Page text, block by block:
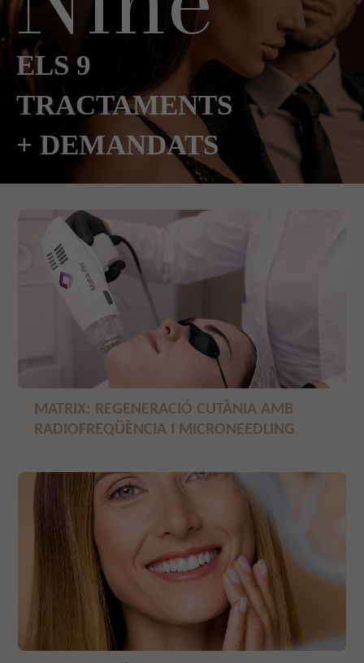
ELS 9
TRACTAMENTS
+ DEMANDATS
MATRIX: REGENERACIÓ CUTÀNIA AMB
RADIOFREQÜÈNCIA I MICRONEEDLING